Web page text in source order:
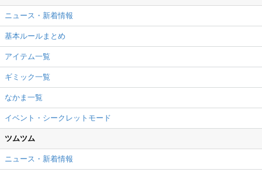
ニュース・新着情報
基本ルールまとめ
アイテム一覧
ギミック一覧
なかま一覧
イベント・シークレットモード
ツムツム
ニュース・新着情報